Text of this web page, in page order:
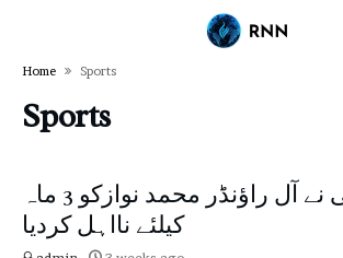
Home Sports
Sports
آئی سی سی نے آل راؤنڈر محمد نوازکو 3 ماہ
کیلئے نااہل کردیا